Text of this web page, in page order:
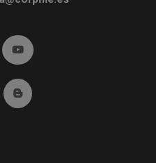
(abre en ventana nueva)
twitter (abre en ventana nueva)
Ir a YouTube (abre en
en ventana nueva)
Linkedin (abre en ventana nueva)
Ir al Blog (abre en ventana
(abre en ventana nueva)